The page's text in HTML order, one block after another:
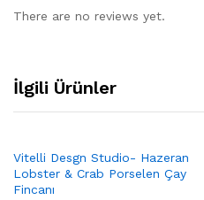
There are no reviews yet.
İlgili Ürünler
Vitelli Desgn Studio- Hazeran
Lobster & Crab Porselen Çay
Fincanı